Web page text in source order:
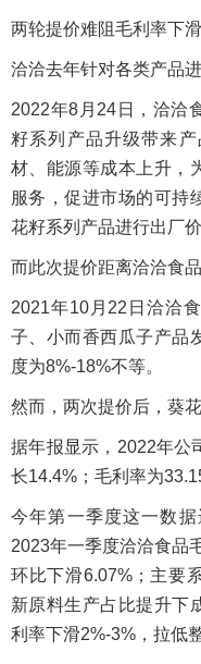
两轮提价难阻毛利率下滑
洽洽去年针对各类产品
2022年8月24日，洽洽
籽系列产品升级带来
材、能源等成本上升，
服务，促进市场的可持
花籽系列产品进行出厂
而此次提价距离洽洽食
2021年10月22日洽洽
子、小而香西瓜子产品
度为8%-18%不等。
然而，两次提价后，葵
据年报显示，2022年公
长14.4%；毛利率为
今年第一季度这一数
2023年一季度洽洽食品
环比下滑6.07%；主要
新原料生产占比提升下
利率下滑2%-3%，拉低